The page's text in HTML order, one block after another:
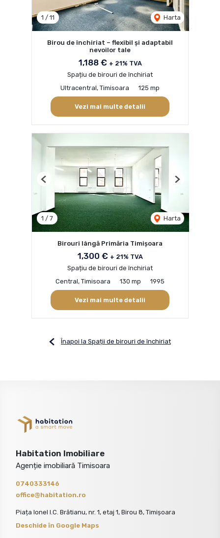
1 / 11 Harta
Birou de închiriat – flexibil și adaptabil
nevoilor tale
1,188 € + 21% TVA
Spațiu de birouri de închiriat
Ultracentral, Timisoara
125 mp
Vezi mai multe detalii
1 / 7 Harta
Previous Next
Birouri lângă Primăria Timișoara
1,300 € + 21% TVA
Spațiu de birouri de închiriat
Central, Timisoara
130 mp 1995
Vezi mai multe detalii
Înapoi la Spații de birouri de închiriat
Habitation Imobiliare
Agenție imobiliară Timisoara
0740333146
office@habitation.ro
Piața Ionel I.C. Brătianu, nr. 1, etaj 1, Birou 8, Timișoara
Deschide în Google Maps